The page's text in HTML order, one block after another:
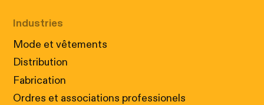
Industries
Mode et vêtements
Distribution
Fabrication
Ordres et associations professionels